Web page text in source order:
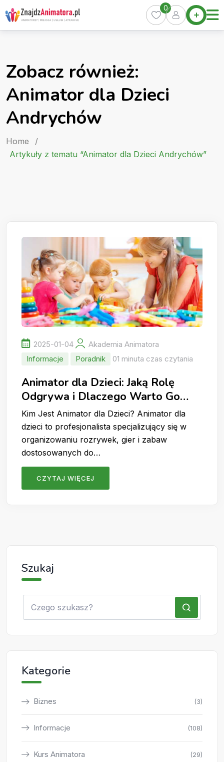
Skip
to
content
Home
Oferty
Kurs
0
Zobacz również:
Animator dla Dzieci
Andrychów
Home
/
Artykuły z tematu “Animator dla Dzieci Andrychów”
2025-01-04
Akademia Animatora
Informacje
Poradnik 01 minuta czas czytania
Animator dla Dzieci: Jaką Rolę
Odgrywa i Dlaczego Warto Go
Wynająć?
Kim Jest Animator dla Dzieci? Animator dla
dzieci to profesjonalista specjalizujący się w
organizowaniu rozrywek, gier i zabaw
dostosowanych do…
CZYTAJ WIĘCEJ
Szukaj
Kategorie
Biznes (3)
Informacje (108)
Kurs Animatora (29)